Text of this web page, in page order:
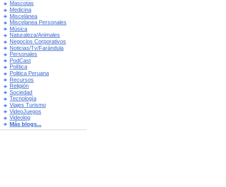
Mascotas
Medicina
Miscelánea
Miscelanea Personales
Música
Naturaleza/Animales
Negocios Corporativos
Noticias/Tv/Farándula
Personales
PodCast
Política
Politica Peruana
Recursos
Religión
Sociedad
Tecnología
Viajes Turismo
VideoJuegos
Videolog
Más blogs...